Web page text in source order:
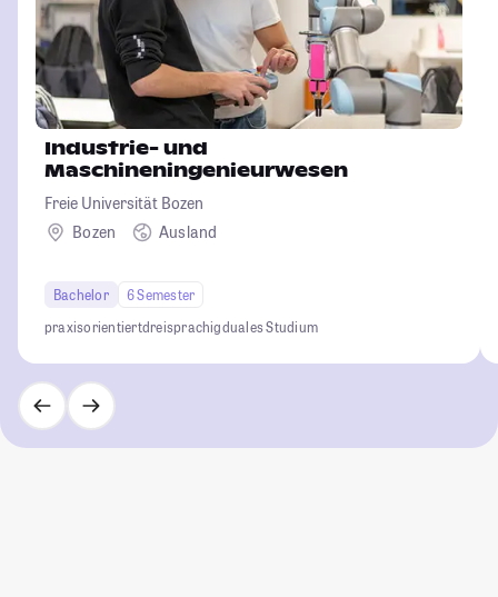
Industrie- und
Maschineningenieurwesen
Freie Universität Bozen
Bozen
Ausland
Bachelor
6 Semester
praxisorientiertdreisprachigduales Studium